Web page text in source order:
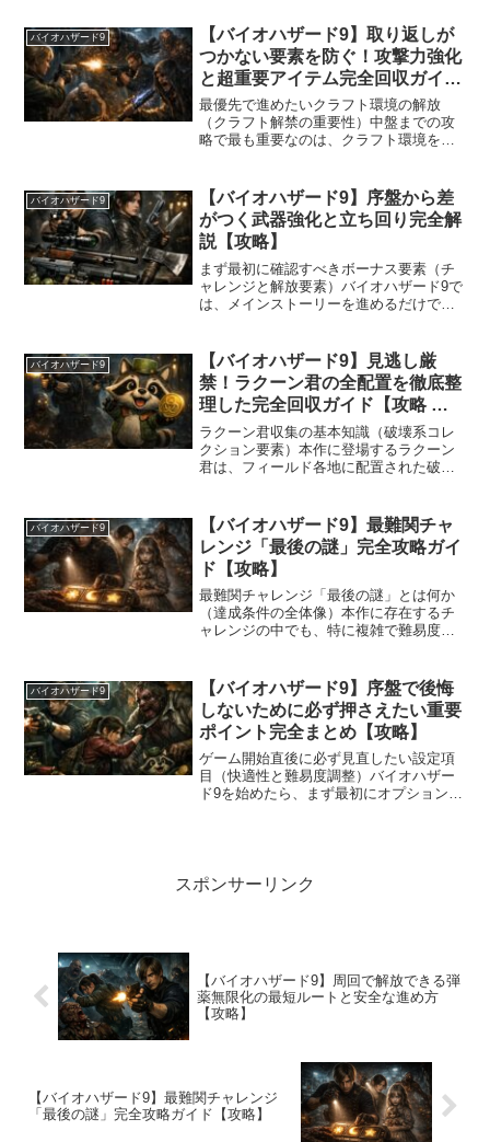
が続くため、操作負担を減らすだけでも
疲労が大きく変わります。...
バイオハザード9
【バイオハザード9】取り返しが
つかない要素を防ぐ！攻撃力強化
と超重要アイテム完全回収ガイド
【攻略】
最優先で進めたいクラフト環境の解放
（クラフト解禁の重要性）中盤までの攻
略で最も重要なのは、クラフト環境をど
たエリアで調合が可能になりますが、こ
の段階ではまだ種類が限られ...
バイオハザード9
【バイオハザード9】序盤から差
がつく武器強化と立ち回り完全解
説【攻略】
まず最初に確認すべきボーナス要素（チ
ャレンジと解放要素）バイオハザード9で
は、メインストーリーを進めるだけでな
ーナスからチャレンジ項目を確認する
と、達成状況に応じてポイ...
バイオハザード9
【バイオハザード9】見逃し厳
禁！ラクーン君の全配置を徹底整
理した完全回収ガイド【攻略 レ
クイエム】
ラクーン君収集の基本知識（破壊系コレ
クション要素）本作に登場するラクーン
君は、フィールド各地に配置された破壊
され、最終的には報酬や実績解放に関わ
る重要な収集対象となって...
バイオハザード9
【バイオハザード9】最難関チャ
レンジ「最後の謎」完全攻略ガイ
ド【攻略】
最難関チャレンジ「最後の謎」とは何か
（達成条件の全体像）本作に存在するチ
ャレンジの中でも、特に複雑で難易度が
ム内の複数のイベントや隠し要素を組み
合わせて達成する構造にな...
バイオハザード9
【バイオハザード9】序盤で後悔
しないために必ず押さえたい重要
ポイント完全まとめ【攻略】
ゲーム開始直後に必ず見直したい設定項
目（快適性と難易度調整）バイオハザー
ド9を始めたら、まず最初にオプション設
スポンサーリンク
【バイオハザード9】周回で解放できる弾
薬無限化の最短ルートと安全な進め方
【攻略】
【バイオハザード9】最難関チャレンジ
「最後の謎」完全攻略ガイド【攻略】